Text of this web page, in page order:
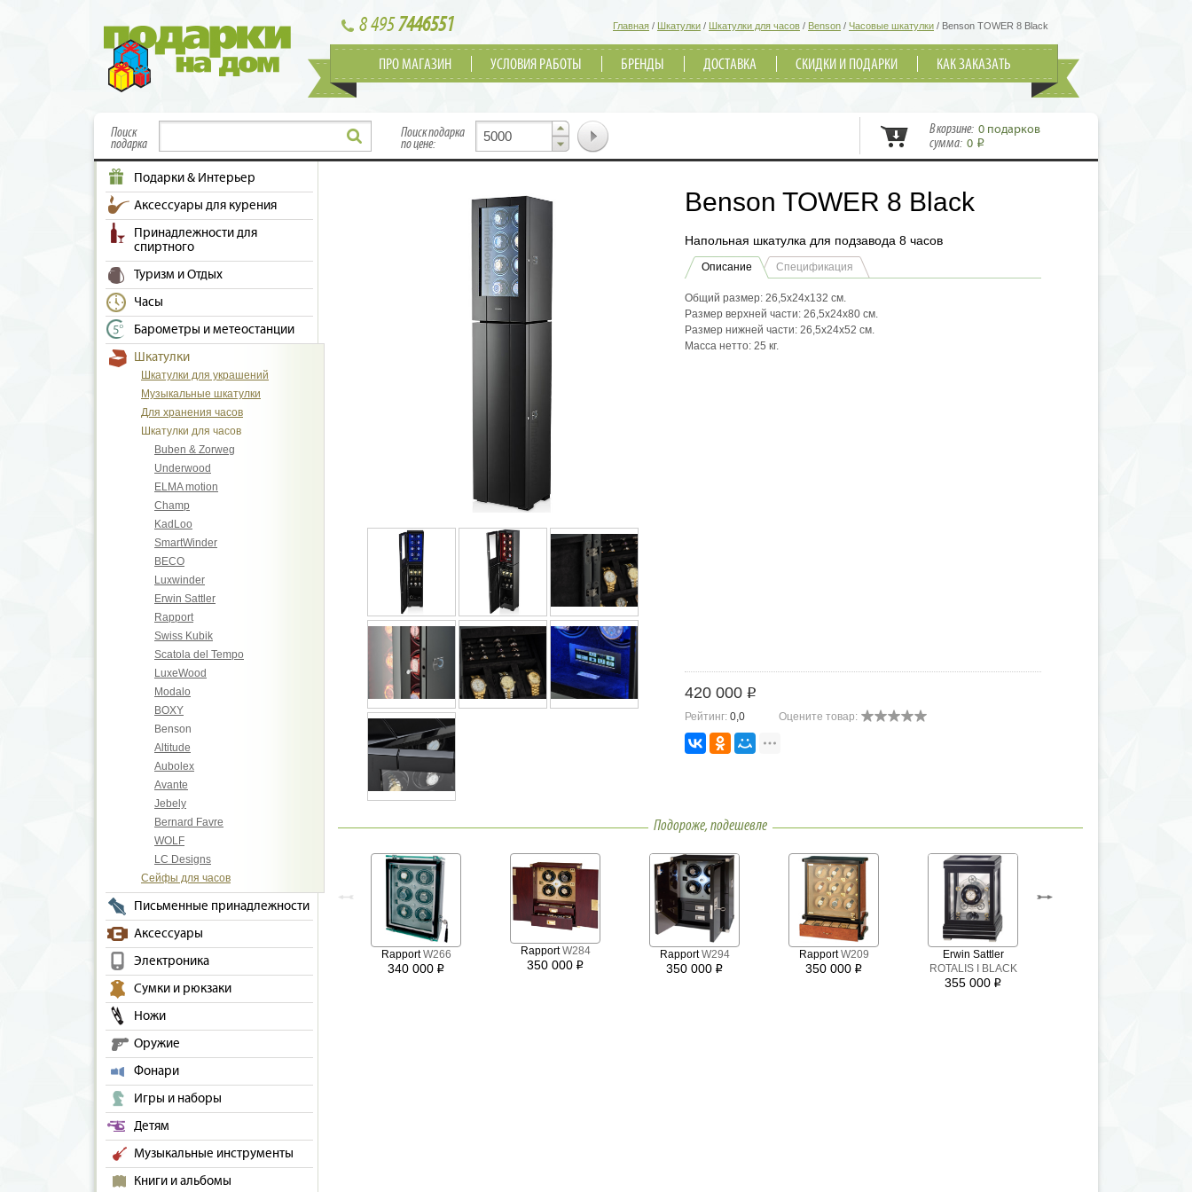
8 4957446551 Главная / Шкатулки / Шкатулки для часов / Benson / Часовые шкатулки / Benson TOWER 8 Black
ПРО МАГАЗИН УСЛОВИЯ РАБОТЫ БРЕНДЫ ДОСТАВКА СКИДКИ И ПОДАРКИ КАК ЗАКАЗАТЬ
Поиск
подарка
Поиск подарка
по цене:
В корзине: 0 подарков
сумма: 0 i
Подарки & Интерьер
Аксессуары для курения
Принадлежности для
спиртного
Туризм и Отдых
Часы
Барометры и метеостанции
Шкатулки
Шкатулки для украшений
Музыкальные шкатулки
Для хранения часов
Шкатулки для часов
Buben & Zorweg
Underwood
ELMA motion
Champ
KadLoo
SmartWinder
BECO
Luxwinder
Erwin Sattler
Rapport
Swiss Kubik
Scatola del Tempo
LuxeWood
Modalo
BOXY
Benson
Altitude
Aubolex
Avante
Jebely
Bernard Favre
WOLF
LC Designs
Сейфы для часов
Письменные принадлежности
Аксессуары
Электроника
Сумки и рюкзаки
Ножи
Оружие
Фонари
Игры и наборы
Детям
Музыкальные инструменты
Книги и альбомы
Benson TOWER 8 Black
Напольная шкатулка для подзавода 8 часов
Описание Спецификация
Общий размер: 26,5х24х132 см.
Размер верхней части: 26,5х24х80 см.
Размер нижней части: 26,5х24х52 см.
Масса нетто: 25 кг.
420 000 i
Рейтинг: 0,0 Оцените товар:
Подороже, подешевле
RapportW266
340 000 i
RapportW284
350 000 i
RapportW294
350 000 i
RapportW209
350 000 i
Erwin Sattler
ROTALIS I BLACK
355 000 i